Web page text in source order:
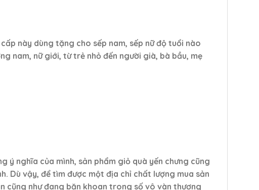
này dùng tặng cho sếp nam, sếp nữ độ tuổi nào
nam, nữ giới, từ trẻ nhỏ đến người già, bà bầu, mẹ
ý nghĩa của mình, sản phẩm giỏ quà yến chưng cũng
Dù vậy, để tìm được một địa chỉ chất lượng mua sản
cũng như đang băn khoan trong số vô vàn thương